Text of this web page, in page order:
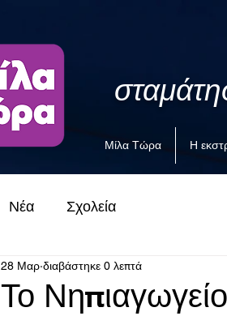
Μίλα Τώρα Η
Νέα Σχολεία
Το
28 Μαρ διαβάστηκε 0 λεπτά